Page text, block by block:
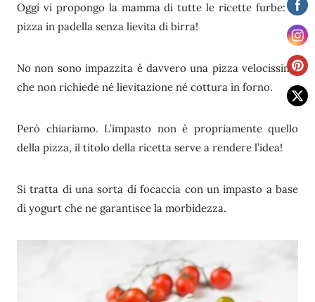
Oggi vi propongo la mamma di tutte le ricette furbe: la
pizza in padella senza lievita di birra!
No non sono impazzita è davvero una pizza velocissima
che non richiede né lievitazione né cottura in forno.
Però chiariamo. L’impasto non è propriamente quello
della pizza, il titolo della ricetta serve a rendere l’idea!
Si tratta di una sorta di focaccia con un impasto a base
di yogurt che ne garantisce la morbidezza.